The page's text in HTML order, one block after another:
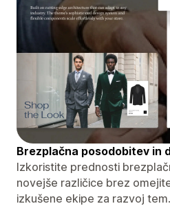
Brezplačna posodobitev in
Izkoristite prednosti
novejše različice brez
izkušene ekipe za razvoj tem.